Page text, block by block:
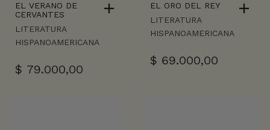
EL VERANO DE
CERVANTES
LITERATURA
HISPANOAMERICANA
$ 79.000,00
EL ORO DEL REY
LITERATURA
HISPANOAMERICANA
$ 69.000,00